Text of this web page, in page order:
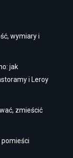
wymiary i
jak
i Leroy
zmieścić
pomieści